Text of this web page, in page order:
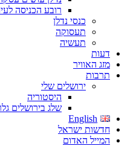
רובע הכניסה
כנסי נדלן
תעסוקה
תעשיה
דעות
מזג האוויר
תרבות
ירושלים שלי
היסטוריה
שלג בירושלים
English
חדשות ישראל
המייל האדום